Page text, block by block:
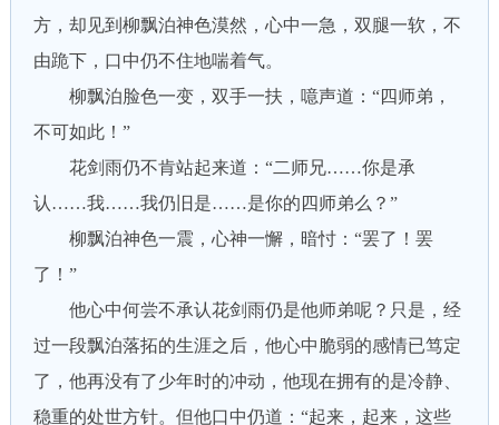
方，却见到柳飘泊神色漠然，心中一急，双腿一软，不
由跪下，口中仍不住地喘着气。
柳飘泊脸色一变，双手一扶，噫声道：“四师弟，
不可如此！”
花剑雨仍不肯站起来道：“二师兄……你是承
认……我……我仍旧是……是你的四师弟么？”
柳飘泊神色一震，心神一懈，暗忖：“罢了！罢
了！”
他心中何尝不承认花剑雨仍是他师弟呢？只是，经
过一段飘泊落拓的生涯之后，他心中脆弱的感情已笃定
了，他再没有了少年时的冲动，他现在拥有的是冷静、
稳重的处世方针。但他口中仍道：“起来，起来，这些